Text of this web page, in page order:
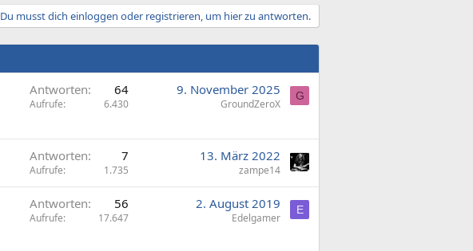
Du musst dich einloggen oder registrieren, um hier zu antworten.
Antworten 64
Aufrufe 6.430
9. November 2025
GroundZeroX
G
Antworten 7
Aufrufe 1.735
13. März 2022
zampe14
Antworten 56
Aufrufe 17.647
2. August 2019
Edelgamer
E